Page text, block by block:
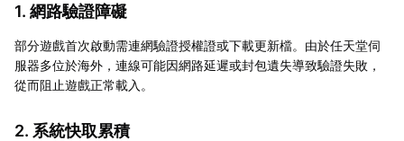
1. 網路驗證障礙
部分遊戲首次啟動需連網驗證授權證或下載更新檔。由於任天堂伺
服器多位於海外，連線可能因網路延遲或封包遺失導致驗證失敗，
從而阻止遊戲正常載入。
2. 系統快取累積